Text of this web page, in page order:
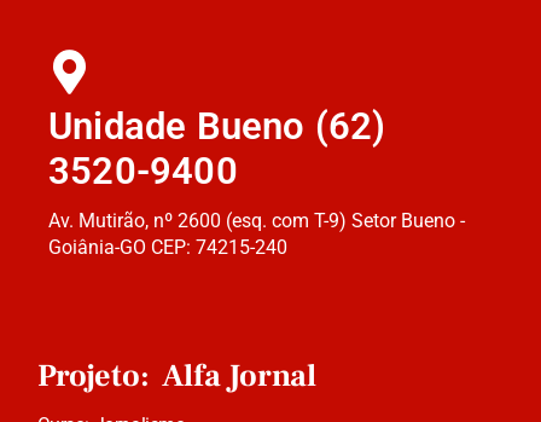
Unidade Bueno (62)
3520-9400
Av. Mutirão, nº 2600 (esq. com T-9) Setor Bueno -
Goiânia-GO CEP: 74215-240
Projeto: Alfa Jornal